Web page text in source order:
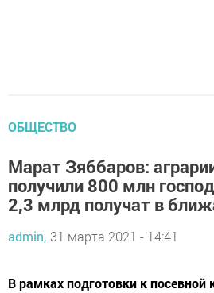
ОБЩЕСТВО
Марат Зяббаров:
получили 800 млн
2,3 млрд получат в
admin, 31 марта 2021 - 14:41
В рамках подготовки к посевной